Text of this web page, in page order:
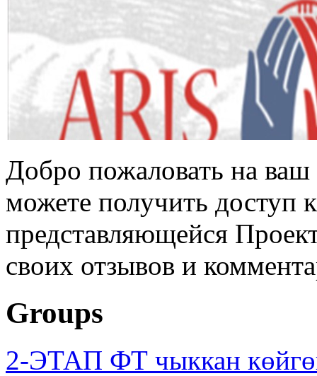
Добро пожаловать на
можете получить доступ
представляющейся
своих отзывов и
Groups
2-ЭТАП ФТ чыккан